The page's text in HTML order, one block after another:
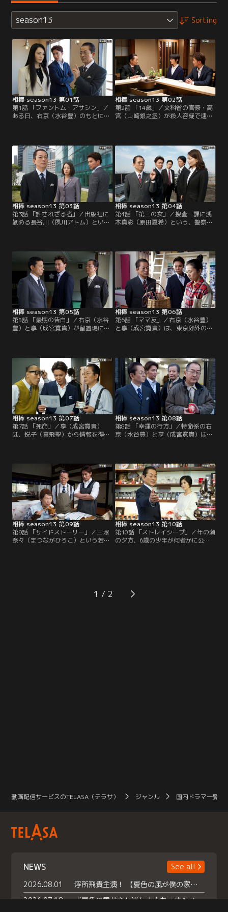
season13 Sorting
相棒 season13 第01話
第1話 「ファントム・アサシン」／
ある日、右京（水谷豊）のもとに、
たバラバラのレジュメを繋ぎ合わせ
たところ、そこには歩道橋から転落
死したと報じられた男性会社員の詳
細な個人情報が書かれていたとい
う。
相棒 season13 第02話
第2話 「14歳」／文科省の官僚・高
宮（山崎銀之丞）が殺人容疑で逮捕
被害者に強請られていた」という告
発メールが届く。一連の出来事に引
っ掛かりを覚えた右京（水谷豊）と
享（成宮寛貴）は、独自の捜査を開
始。
相棒 season13 第03話
第3話 「許されざる者」／出版社に
勤める長谷川（夙川アトム）という
る。しかし、長谷川は3年前、強盗
殺人の容疑者として裁判にかけられ
たものの、人権派の女性弁護士・永
井多恵（片岡礼子）の手腕もあっ
て、無罪となった人物であることが
判明。
相棒 season13 第04話
第4話 「第三の女」／捜査一課に浅
木真彩（原田夏希）という、警察庁
彼女は、早速ビルから転落死した身
元不明女性の捜査に加わる。既に捜
査に乗り出していた右京（水谷豊）
と享（成宮寛貴）は、死亡直前の女
性の行動から、警備会社の関係者で
はないかと推理。
相棒 season13 第05話
第5話 「最期の告白」／右京（水谷
豊）と享（成宮寛貴）が留置場に入
れられる。発端は4日前。食事をし
宏）と知り合う。体調も思わしくな
い様子の彼は、どうしても年越しを
拘留施設で迎えたいのか、「5年前
に人を殺した」と口走る。
相棒 season13 第06話
第6話 「ママ友」／右京（水谷豊）
と享（成宮寛貴）は、東京郊外の新
ューの最中に、一人の女性が突然、
行方不明になってしまったという。
バーベキューの参加者は近くの公園
で知り合ったママ友4人とその夫や
子供で…。
相棒 season13 第07話
第7話 「死命」／享（成宮寛貴）
は、悦子（真飛聖）から情報を得
は、4年前に20歳も年上の女性と結
婚したが、2年後にその女性が急死
し、巨額の保険金を受け取ってい
た。田無をマークしていた享は、右
京（水谷豊）の助言で捜査一課に応
援を要請。
相棒 season13 第08話
第8話 「幸運の行方」／特命係の右
京（水谷豊）と享（成宮寛貴）はと
夜、腐れ縁の幼馴染みの小池（斉木
しげる）が、見知らぬ若い女性とラ
ブホテルに入っていく姿を目撃し、
一部始終をスマホで録画する。
相棒 season13 第09話
第9話 「サイドストーリー」／三塚
奈々（まつながひろこ）という若い
た。犯人は現行犯に近いかたちで逮
捕されていたが、「真犯人は別にい
相棒 season13 第10話
第10話 「ストレイシープ」／年の瀬
の夕方、6歳の少年が何者かに公園
には右京への思いが綴られていた。
1
動画配信サービスのTELASA（テラサ） ジャンル 国内ドラマ一覧（
NEWS
See all
2026.08.01
浮所飛貴主演！ 【夏色の風が僕の家にやってきた】 本日よりテラサで独占配信スタート！
2026.07.18
『夏色の雲が恋と嵐をまきおこす』スペシャルメイキング 【Part1】2026年７月18日（土）23時30分～配信スタート！話題のシーンの裏側を大公開！豪華キャスト大集合！ 『武宮家 真夏の家族会議』開催！